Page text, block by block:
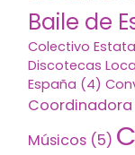
Baile de
Colectivo
Discotecas
España (4)
Músicos (5)